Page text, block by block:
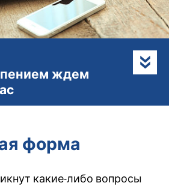
ждем
форма
какие-либо вопросы